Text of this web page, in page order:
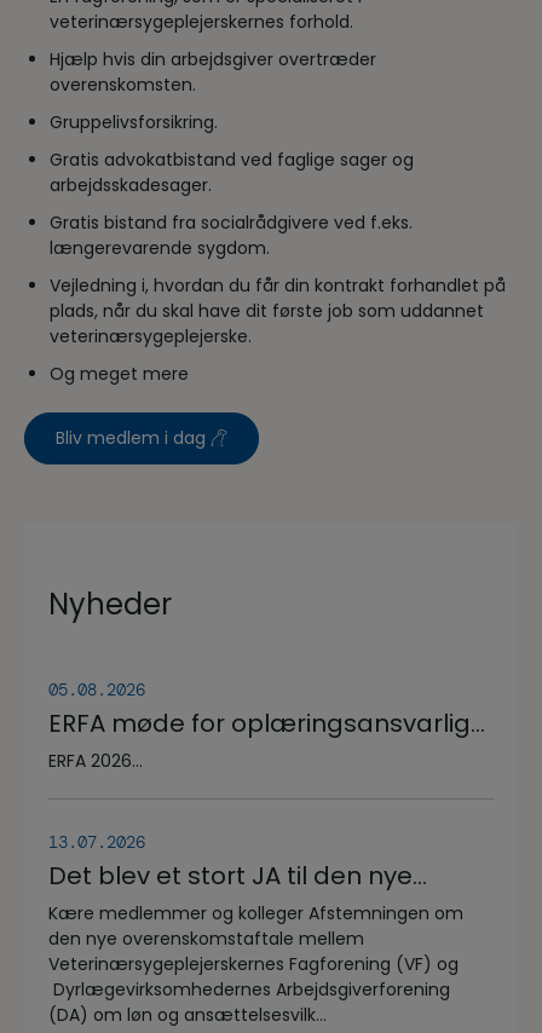
veterinærsygeplejerskernes forhold.
Hjælp hvis din arbejdsgiver overtræder
overenskomsten.
Gruppelivsforsikring.
Gratis advokatbistand ved faglige sager og
arbejdsskadesager.
Gratis bistand fra socialrådgivere ved f.eks.
længerevarende sygdom.
Vejledning i, hvordan du får din kontrakt forhandlet på
plads, når du skal have dit første job som uddannet
veterinærsygeplejerske.
Og meget mere
Bliv medlem i dag
Nyheder
05.08.2026
ERFA møde for oplæringsansvarlige
på veterinærsygeplejerske
ERFA 2026...
13.07.2026
Det blev et stort JA til den nye
overenskomstaftale
Kære medlemmer og kolleger Afstemningen om
den nye overenskomstaftale mellem
Veterinærsygeplejerskernes Fagforening (VF) og
Dyrlægevirksomhedernes Arbejdsgiverforening
(DA) om løn og ansættelsesvilk...